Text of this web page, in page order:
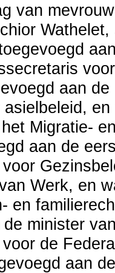
van
aan
Migratie-
aan de
Werk, en
en
minister
de
aan